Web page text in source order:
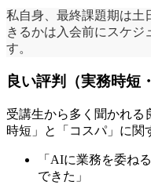
私自身、最終課題期は土
きるかは入会前にスケジ
す。
良い評判（実務時短
受講生から多く聞かれる
時短」と「コスパ」に関
「AIに業務を委ね
できた」